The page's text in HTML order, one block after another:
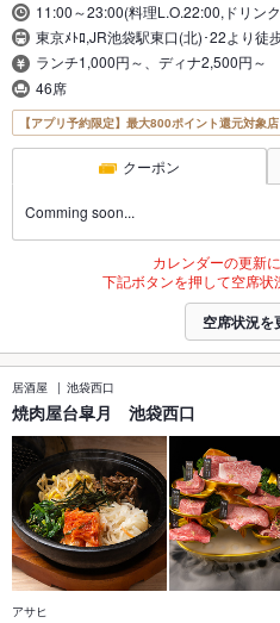
11:00～23:00(料理L.O.22:00,ドリン
東京ﾒﾄﾛ,JR池袋駅東口(北)･22より徒
ランチ1,000円～、ディナ2,500円～
46席
【アプリ予約限定】最大800ポイント還元対象店
クーポン
Comming soon...
カレンダーの更新
下記ボタンを押して空席状
空席状況を
居酒屋 池袋西口
焼肉屋台皐月 池袋西口
アサヒ